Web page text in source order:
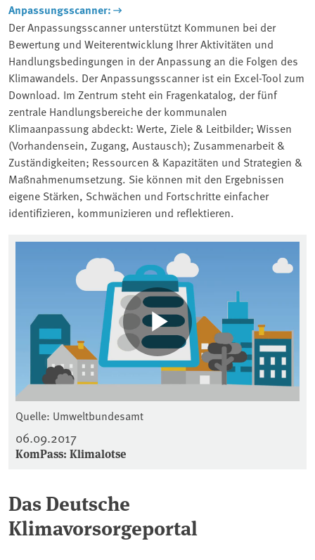
Anpassungsscanner:
Der Anpassungsscanner unterstützt Kommunen bei der
Bewertung und Weiterentwicklung Ihrer Aktivitäten und
Handlungsbedingungen in der Anpassung an die Folgen des
Klimawandels. Der Anpassungsscanner ist ein Excel-Tool zum
Download. Im Zentrum steht ein Fragenkatalog, der fünf
zentrale Handlungsbereiche der kommunalen
Klimaanpassung abdeckt: Werte, Ziele & Leitbilder; Wissen
(Vorhandensein, Zugang, Austausch); Zusammenarbeit &
Zuständigkeiten; Ressourcen & Kapazitäten und Strategien &
Maßnahmenumsetzung. Sie können mit den Ergebnissen
eigene Stärken, Schwächen und Fortschritte einfacher
identifizieren, kommunizieren und reflektieren.
Quelle: Umweltbundesamt
06.09.2017
KomPass: Klimalotse
Das Deutsche
Klimavorsorgeportal